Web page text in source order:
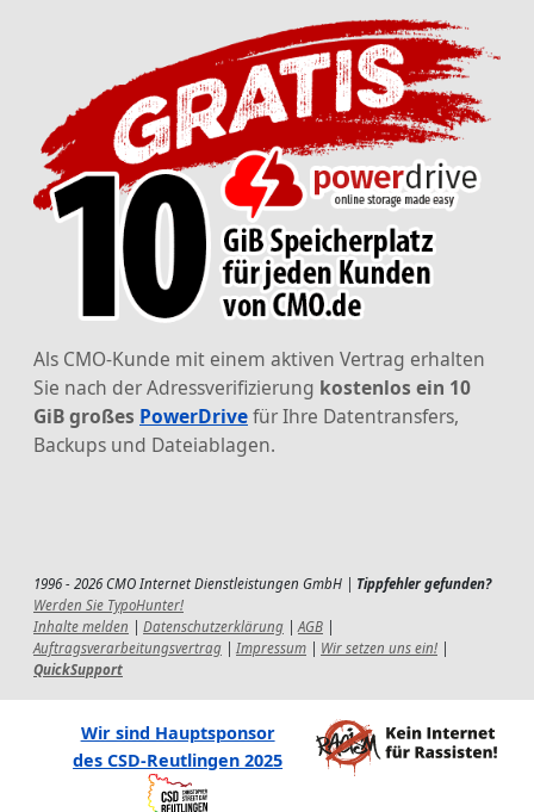
Als CMO-Kunde mit einem aktiven Vertrag erhalten
Sie nach der Adressverifizierung kostenlos ein 10
GiB großes PowerDrivefür Ihre Datentransfers,
Backups und Dateiablagen.
1996 - 2026 CMO Internet Dienstleistungen GmbH | Tippfehler gefunden?
Werden Sie TypoHunter!
Inhalte melden
Datenschutzerklärung AGB
Auftragsverarbeitungsvertrag
Impressum Wir setzen uns ein!
QuickSupport
Wir sind Hauptsponsor
des CSD-Reutlingen 2025